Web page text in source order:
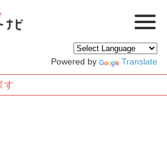
Powered by Translate
す